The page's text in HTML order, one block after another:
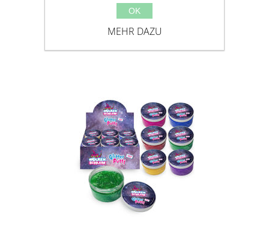
MAGIX GLITTER SUGAR
DUMPLINGS 5,5CM
OK
MEHR DAZU